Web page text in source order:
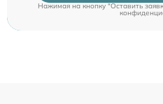
Нажимая на кнопку "Оставить